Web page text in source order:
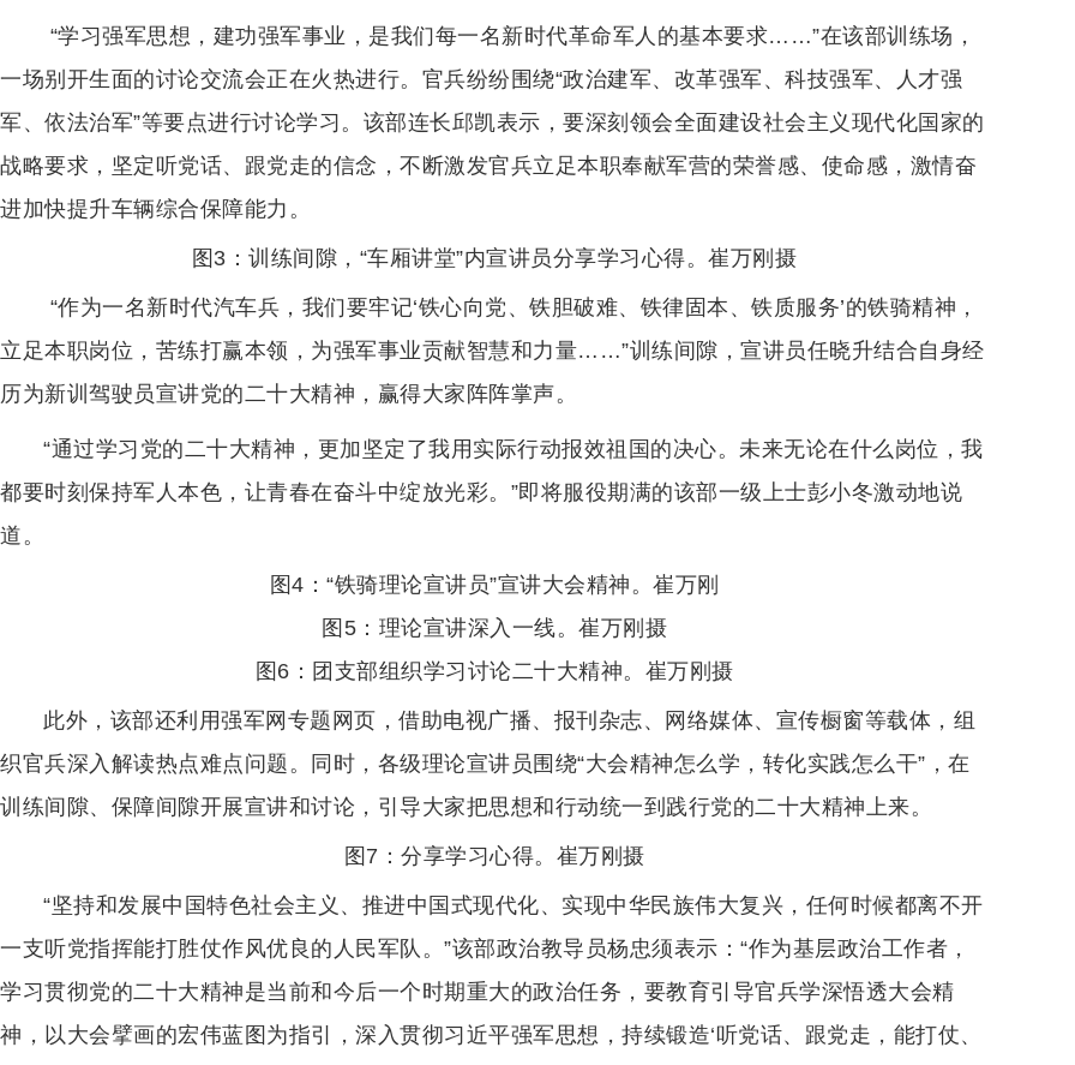
“学习强军思想，建功强军事业，是我们每一名新时代革命军人的基本要求……”在该部训练场，
一场别开生面的讨论交流会正在火热进行。官兵纷纷围绕“政治建军、改革强军、科技强军、人才强
军、依法治军”等要点进行讨论学习。该部连长邱凯表示，要深刻领会全面建设社会主义现代化国家的
战略要求，坚定听党话、跟党走的信念，不断激发官兵立足本职奉献军营的荣誉感、使命感，激情奋
进加快提升车辆综合保障能力。
图3：训练间隙，“车厢讲堂”内宣讲员分享学习心得。崔万刚摄
“作为一名新时代汽车兵，我们要牢记‘铁心向党、铁胆破难、铁律固本、铁质服务’的铁骑精神，
立足本职岗位，苦练打赢本领，为强军事业贡献智慧和力量……”训练间隙，宣讲员任晓升结合自身经
历为新训驾驶员宣讲党的二十大精神，赢得大家阵阵掌声。
“通过学习党的二十大精神，更加坚定了我用实际行动报效祖国的决心。未来无论在什么岗位，我
都要时刻保持军人本色，让青春在奋斗中绽放光彩。”即将服役期满的该部一级上士彭小冬激动地说
道。
图4：“铁骑理论宣讲员”宣讲大会精神。崔万刚
图5：理论宣讲深入一线。崔万刚摄
图6：团支部组织学习讨论二十大精神。崔万刚摄
此外，该部还利用强军网专题网页，借助电视广播、报刊杂志、网络媒体、宣传橱窗等载体，组
织官兵深入解读热点难点问题。同时，各级理论宣讲员围绕“大会精神怎么学，转化实践怎么干”，在
训练间隙、保障间隙开展宣讲和讨论，引导大家把思想和行动统一到践行党的二十大精神上来。
图7：分享学习心得。崔万刚摄
“坚持和发展中国特色社会主义、推进中国式现代化、实现中华民族伟大复兴，任何时候都离不开
一支听党指挥能打胜仗作风优良的人民军队。”该部政治教导员杨忠须表示：“作为基层政治工作者，
学习贯彻党的二十大精神是当前和今后一个时期重大的政治任务，要教育引导官兵学深悟透大会精
神，以大会擘画的宏伟蓝图为指引，深入贯彻习近平强军思想，持续锻造‘听党话、跟党走，能打仗、